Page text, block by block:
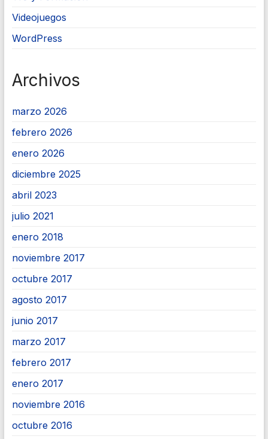
Videojuegos
WordPress
Archivos
marzo 2026
febrero 2026
enero 2026
diciembre 2025
abril 2023
julio 2021
enero 2018
noviembre 2017
octubre 2017
agosto 2017
junio 2017
marzo 2017
febrero 2017
enero 2017
noviembre 2016
octubre 2016